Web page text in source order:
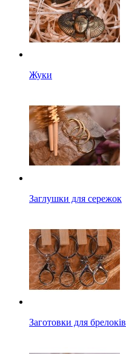
Жуки
Заглушки для сережок
Заготовки для брелоків